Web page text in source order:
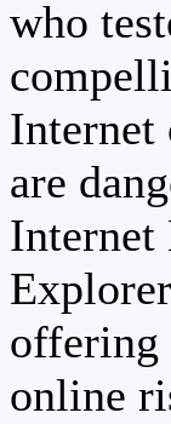
who
Internet
are
Internet
offering
online